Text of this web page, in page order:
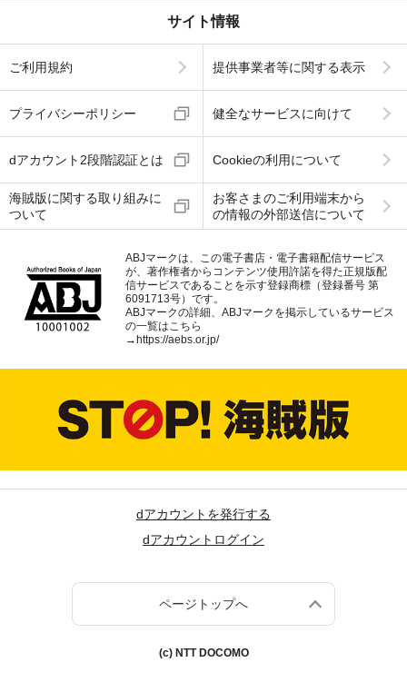
サイト情報
ご利用規約 提供事業者等に関する表示
プライバシーポリシー 健全なサービスに向けて
dアカウント2段階認証とは Cookieの利用について
海賊版に関する取り組みに
ついて
お客さまのご利用端末から
の情報の外部送信について
ABJマークは、この電子書店・電子書籍配信サービス
が、著作権者からコンテンツ使用許諾を得た正規版配
信サービスであることを示す登録商標（登録番号 第
6091713号）です。
ABJマークの詳細、ABJマークを掲示しているサービス
の一覧はこちら
→ https://aebs.or.jp/
dアカウントを発行する
dアカウントログイン
ページトップへ
(c) NTT DOCOMO